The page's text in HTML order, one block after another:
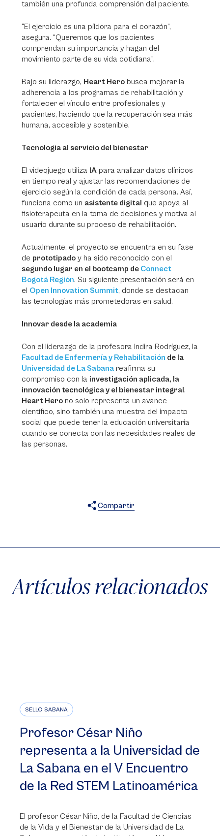
también una profunda comprensión del paciente.
“El ejercicio es una píldora para el corazón”,
asegura. “Queremos que los pacientes
comprendan su importancia y hagan del
movimiento parte de su vida cotidiana”.
Bajo su liderazgo, Heart Hero busca mejorar la
adherencia a los programas de rehabilitación y
fortalecer el vínculo entre profesionales y
pacientes, haciendo que la recuperación sea más
humana, accesible y sostenible.
Tecnología al servicio del bienestar
El videojuego utiliza IA para analizar datos clínicos
en tiempo real y ajustar las recomendaciones de
ejercicio según la condición de cada persona. Así,
funciona como un asistente digital que apoya al
fisioterapeuta en la toma de decisiones y motiva al
usuario durante su proceso de rehabilitación.
Actualmente, el proyecto se encuentra en su fase
de prototipado y ha sido reconocido con el
segundo lugar en el bootcamp de Connect
Bogotá Región. Su siguiente presentación será en
el Open Innovation Summit, donde se destacan
las tecnologías más prometedoras en salud.
Innovar desde la academia
Con el liderazgo de la profesora Indira Rodríguez, la
Facultad de Enfermería y Rehabilitación de la
Universidad de La Sabana reafirma su
compromiso con la investigación aplicada, la
innovación tecnológica y el bienestar integral.
Heart Hero no solo representa un avance
científico, sino también una muestra del impacto
social que puede tener la educación universitaria
cuando se conecta con las necesidades reales de
las personas.
Compartir
Artículos relacionados
SELLO SABANA
Profesor César Niño
representa a la Universidad de
La Sabana en el V Encuentro
de la Red STEM Latinoamérica
El profesor César Niño, de la Facultad de Ciencias
de la Vida y el Bienestar de la Universidad de La